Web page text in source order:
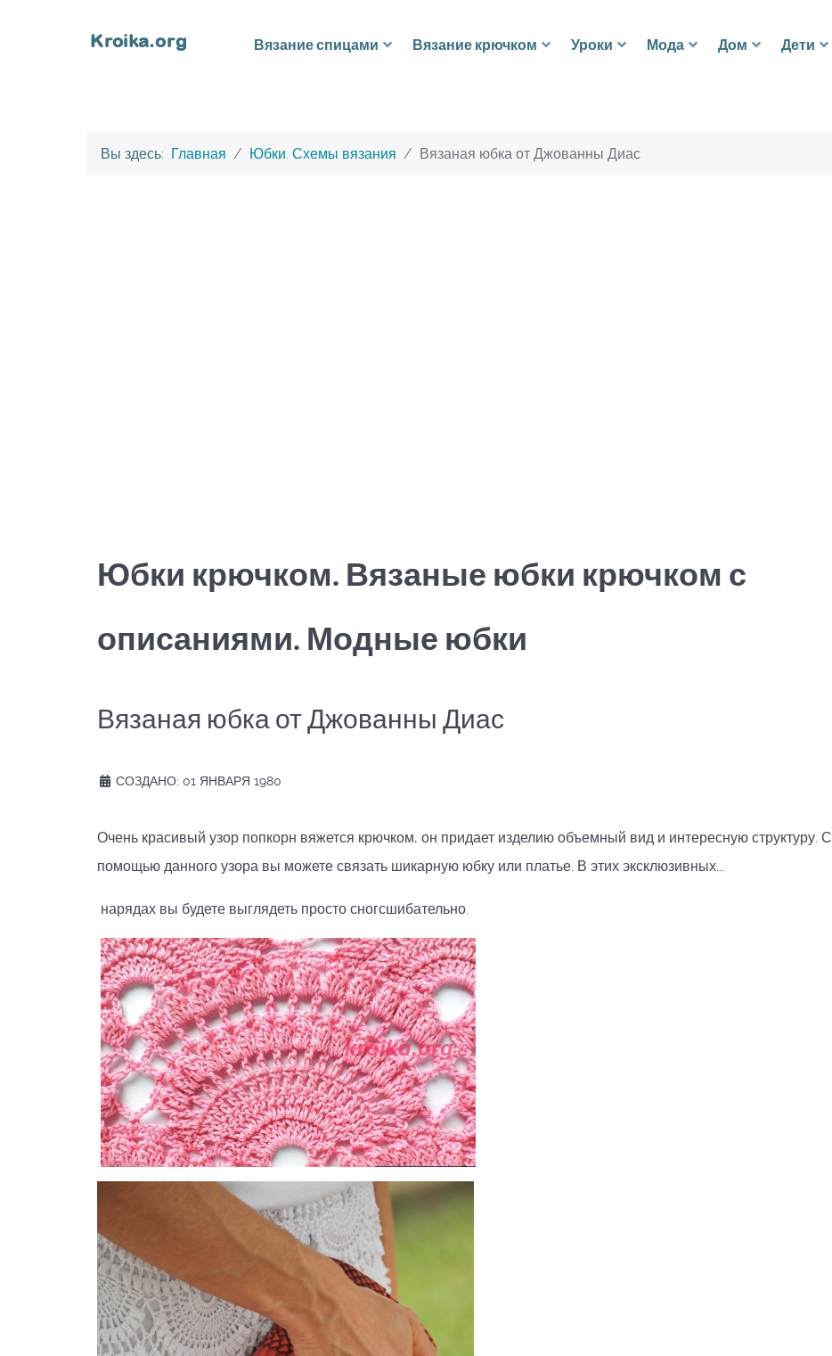
Вязание спицами Вязание крючком Уроки Мода Дом Дети
Вы здесь: Главная Юбки. Схемы вязания Вязаная юбка от Джованны Диас
Юбки крючком. Вязаные юбки крючком с
описаниями. Модные юбки
Вязаная юбка от Джованны Диас
СОЗДАНО: 01 ЯНВАРЯ 1980
Очень красивый узор попкорн вяжется крючком, он придает изделию объемный вид и интересную структуру. С
помощью данного узора вы можете связать шикарную юбку или платье. В этих эксклюзивных...
нарядах вы будете выглядеть просто сногсшибательно.